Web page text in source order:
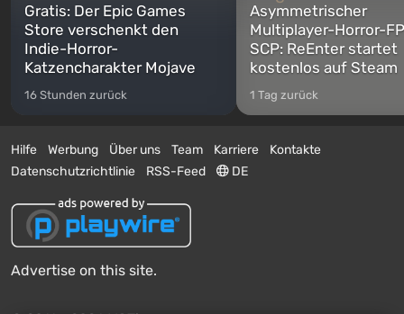
Gratis: Der Epic Games
Store verschenkt den
Indie-Horror-
Katzencharakter Mojave
16 Stunden zurück
Asymmetrischer
Multiplayer-Horror-
SCP: ReEnter startet
kostenlos auf Steam
1 Tag zurück
Hilfe Werbung Über uns Team Karriere
Kontakte
Datenschutzrichtlinie
RSS-Feed DE
Advertise on this site.